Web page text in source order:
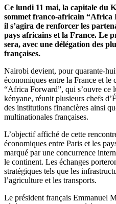
Ce lundi 11 mai, la capitale du
sommet franco-africain
il s’agira de renforcer les
pays africains et la France. Le
sera, avec une délégation des
françaises.
Nairobi devient, pour quarante-
économiques entre la France et
“Africa Forward”, qui s’ouvre ce
kényane, réunit plusieurs chefs
des institutions financières ainsi
multinationales françaises.
L’objectif affiché de cette
économiques entre Paris et les
marqué par une concurrence
le continent. Les échanges
stratégiques tels que les
l’agriculture et les transports.
Le président français Emmanuel